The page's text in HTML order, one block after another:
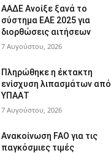
ΑΑΔΕ Ανοίξε ξανά το
σύστημα ΕΑΕ 2025 για
διορθώσεις αιτήσεων
7 Αυγούστου, 2026
Πληρώθηκε η έκτακτη
ενίσχυση λιπασμάτων από
ΥΠΑΑΤ
7 Αυγούστου, 2026
Ανακοίνωση FAO για τις
παγκόσμιες τιμές